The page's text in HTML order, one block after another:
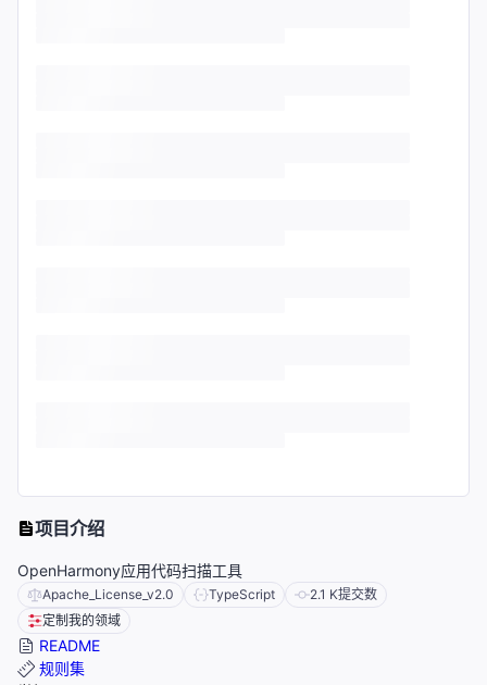
项目介绍
OpenHarmony应用代码扫描工具
Apache_License_v2.0 TypeScript 2.1 K提交数
定制我的领域
README
规则集